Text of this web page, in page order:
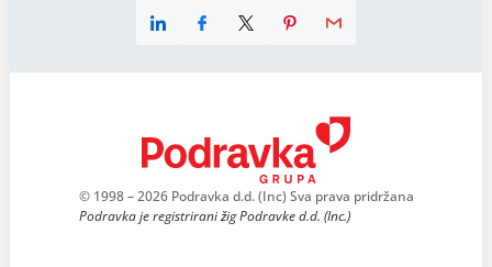
© 1998 – 2026 Podravka d.d. (Inc) Sva prava pridržana
Podravka je registrirani žig Podravke d.d. (Inc.)